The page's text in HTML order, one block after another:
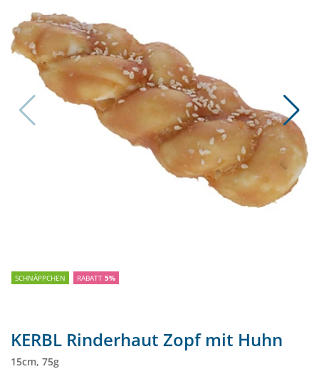
SCHNÄPPCHEN RABATT 5%
KERBL Rinderhaut Zopf mit Huhn
15cm, 75g